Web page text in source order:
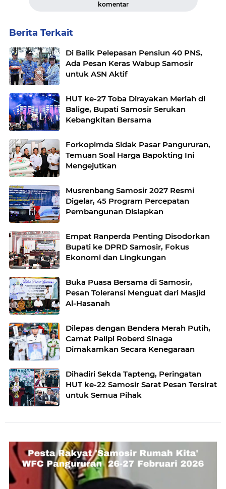
komentar
Berita Terkait
Di Balik Pelepasan Pensiun 40 PNS,
Ada Pesan Keras Wabup Samosir
untuk ASN Aktif
HUT ke-27 Toba Dirayakan Meriah di
Balige, Bupati Samosir Serukan
Kebangkitan Bersama
Forkopimda Sidak Pasar Pangururan,
Temuan Soal Harga Bapokting Ini
Mengejutkan
Musrenbang Samosir 2027 Resmi
Digelar, 45 Program Percepatan
Pembangunan Disiapkan
Empat Ranperda Penting Disodorkan
Bupati ke DPRD Samosir, Fokus
Ekonomi dan Lingkungan
Buka Puasa Bersama di Samosir,
Pesan Toleransi Menguat dari Masjid
Al-Hasanah
Dilepas dengan Bendera Merah Putih,
Camat Palipi Roberd Sinaga
Dimakamkan Secara Kenegaraan
Dihadiri Sekda Tapteng, Peringatan
HUT ke-22 Samosir Sarat Pesan Tersirat
untuk Semua Pihak